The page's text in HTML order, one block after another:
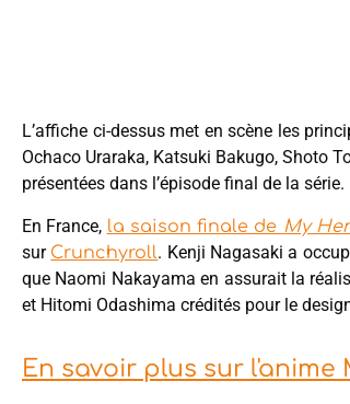
L’affiche ci-dessus met en scène les
Ochaco Uraraka, Katsuki Bakugo, Shoto
présentées dans l’épisode final de la série.
En France, la saison finale de My
sur Crunchyroll. Kenji Nagasaki a
que Naomi Nakayama en assurait la
et Hitomi Odashima crédités pour le
En savoir plus sur l'anime